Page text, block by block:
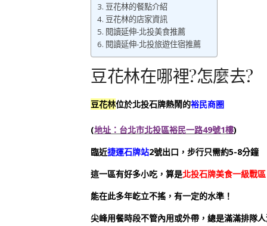
豆花林的餐點介紹
豆花林的店家資訊
閱讀延伸-北投美食推薦
閱讀延伸-北投旅遊住宿推薦
豆花林在哪裡?怎麼去?
豆花林位於北投石牌熱鬧的裕民商圈
(地址：台北市北投區裕民一路49號1樓)
臨近捷運石牌站2號出口，步行只需約5-8分鐘
這一區有好多小吃，算是北投石牌美食一級戰區
能在此多年屹立不搖，有一定的水準！
尖峰用餐時段不管內用或外帶，總是滿滿排隊